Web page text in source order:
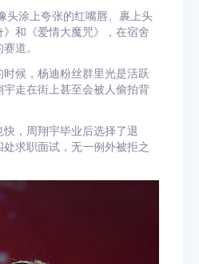
头涂上夸张的红嘴唇、裹上头
和《爱情大魔咒》，在宿舍
道。
候，杨迪粉丝群里光是活跃
走在街上甚至会被人偷拍背
，周翔宇毕业后选择了退
求职面试，无一例外被拒之